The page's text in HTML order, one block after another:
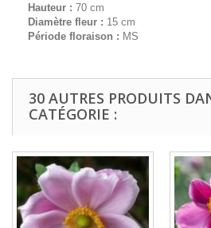
Hauteur : 70 cm
Diamètre fleur : 15 cm
Période floraison : MS
30 AUTRES PRODUITS
CATÉGORIE :